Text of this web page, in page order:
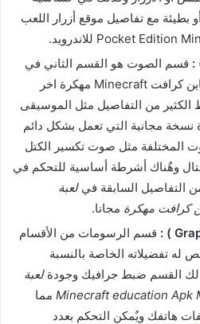
بطيئة مع تفاصيل موقع أزرار اللعب
قسم الصوت هو القسم الثاني في
الإعدادات بعد “تحميل ماين كرافت Minecraft مهكرة اخر
من التفاصيل مثل الموسيقى
نسخة مجانية التي تعمل بشكل دائم
المختلفة مثل صوت تكسير الكتل
وهٌناك أشرطة أساسية للتحكم في
السابقة فيلعبة
مجانا.
قسم الرسومات من الأقسام
له تفضيلاته الخاصة بالنسبة
القسم ضبط جرافيك وجودةلعبة
مما
هاتفك ويٌمكن التحكم بعدد